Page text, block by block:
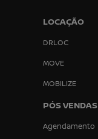
LOCAÇÃO
DRLOC
MOVE
MOBILIZE
PÓS VENDAS
Agendamento